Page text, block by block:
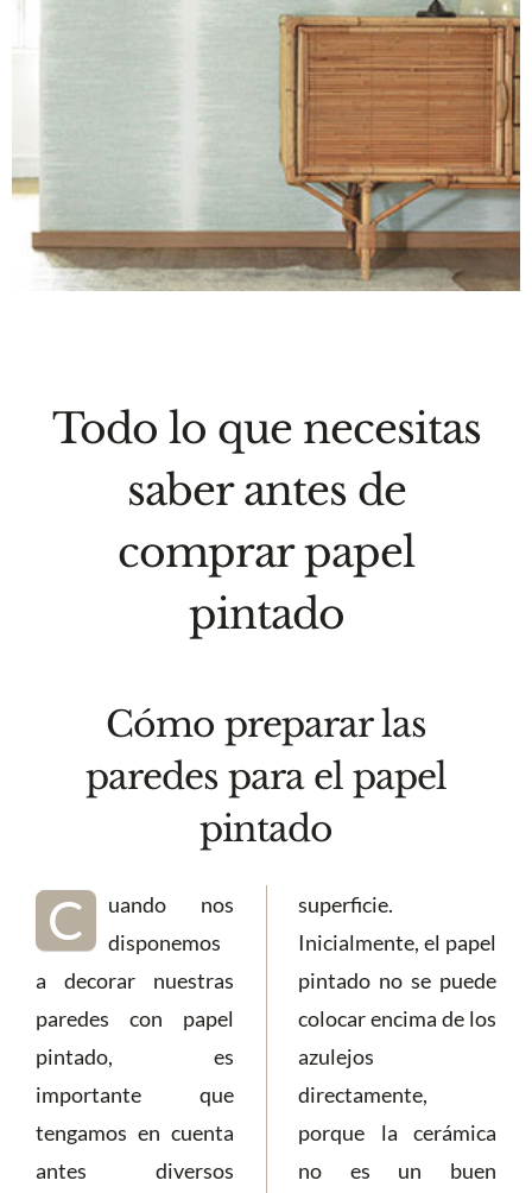
Todo lo que necesitas
saber antes de
comprar papel
pintado
Cómo preparar las
paredes para el papel
pintado
C
uando nos
disponemos
a decorar nuestras
paredes con papel
pintado, es
importante que
tengamos en cuenta
antes diversos
superficie.
Inicialmente, el papel
pintado no se puede
colocar encima de los
azulejos
directamente,
porque la cerámica
no es un buen